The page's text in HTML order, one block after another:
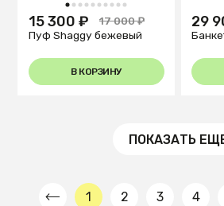
1 2 3 4 5 6 7 8 9 10
15 300 ₽
17 000 ₽
Пуф Shaggy бежевый
В КОРЗИНУ
29
ПОКАЗАТЬ
1 2 3 4